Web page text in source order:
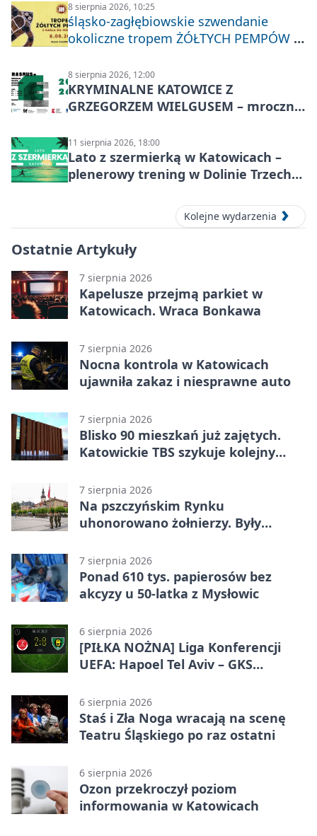
8 sierpnia 2026, 10:25
śląsko-zagłębiowskie szwendanie
okoliczne tropem ŻÓŁTYCH PEMPÓW z
8 sierpnia 2026, 12:00
KRYMINALNE KATOWICE Z
GRZEGORZEM WIELGUSEM – mroczne
11 sierpnia 2026, 18:00
Lato z szermierką w Katowicach –
plenerowy trening w Dolinie Trzech
Kolejne wydarzenia
Ostatnie Artykuły
7 sierpnia 2026
Kapelusze przejmą parkiet w
Katowicach. Wraca Bonkawa
7 sierpnia 2026
Nocna kontrola w Katowicach
ujawniła zakaz i niesprawne auto
7 sierpnia 2026
Blisko 90 mieszkań już zajętych.
Katowickie TBS szykuje kolejny
7 sierpnia 2026
Na pszczyńskim Rynku
uhonorowano żołnierzy. Były
7 sierpnia 2026
Ponad 610 tys. papierosów bez
akcyzy u 50-latka z Mysłowic
6 sierpnia 2026
[PIŁKA NOŻNA] Liga Konferencji
UEFA: Hapoel Tel Aviv – GKS
rundy kwalifikacyjnej
6 sierpnia 2026
Staś i Zła Noga wracają na scenę
Teatru Śląskiego po raz ostatni
6 sierpnia 2026
Ozon przekroczył poziom
informowania w Katowicach